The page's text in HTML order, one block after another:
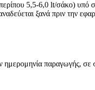
5,5-6,0 lt/σάκο) υπό
ξανά πριν την
ημερομηνία παραγωγής, σε